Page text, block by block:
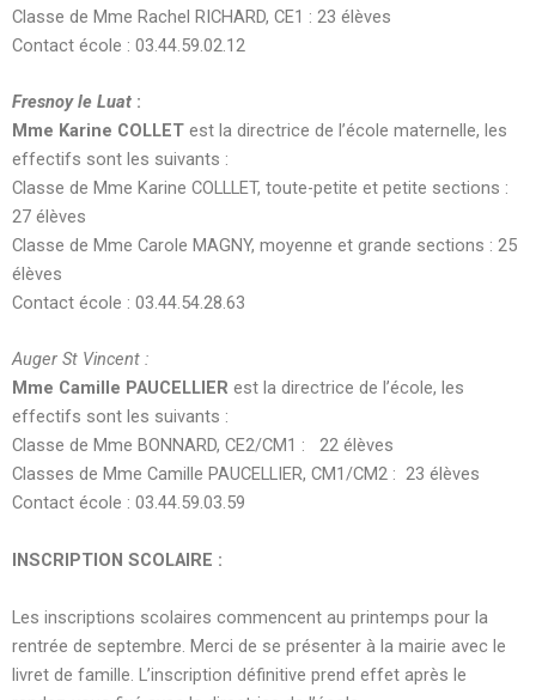
Classe de Mme Rachel RICHARD, CE1 : 23 élèves
Contact école : 03.44.59.02.12
Fresnoy le Luat :
Mme Karine COLLET est la directrice de l’école maternelle, les
effectifs sont les suivants :
Classe de Mme Karine COLLLET, toute-petite et petite sections :
27 élèves
Classe de Mme Carole MAGNY, moyenne et grande sections : 25
élèves
Contact école : 03.44.54.28.63
Auger St Vincent :
Mme Camille PAUCELLIER est la directrice de l’école, les
effectifs sont les suivants :
Classe de Mme BONNARD, CE2/CM1 : 22 élèves
Classes de Mme Camille PAUCELLIER, CM1/CM2 : 23 élèves
Contact école : 03.44.59.03.59
INSCRIPTION SCOLAIRE :
Les inscriptions scolaires commencent au printemps pour la
rentrée de septembre. Merci de se présenter à la mairie avec le
livret de famille. L’inscription définitive prend effet après le